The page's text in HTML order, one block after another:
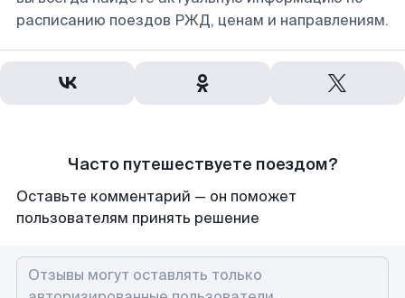
расписанию поездов РЖД, ценам и направлениям.
Часто путешествуете поездом?
Оставьте комментарий — он поможет
пользователям принять решение